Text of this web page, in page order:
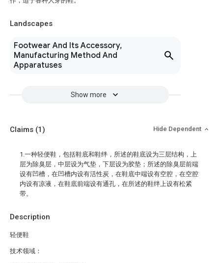
Landscapes
Footwear And Its Accessory,
Manufacturing Method And
Apparatuses
Show more
Description
轻便鞋
技术领域：
Claims (1) Hide Dependent
1.一种轻便鞋，包括鞋底和鞋绊，所述的鞋底设为三层结构，上
层为除臭层，中层设为气垫，下层设为胶垫；所述的除臭层前端
设有凹槽，在凹槽内设有活性炭，在鞋底中端设有空腔，在空腔
内设有凉液，在鞋底前端设有通孔，在所述的鞋绊上设有松紧
带。